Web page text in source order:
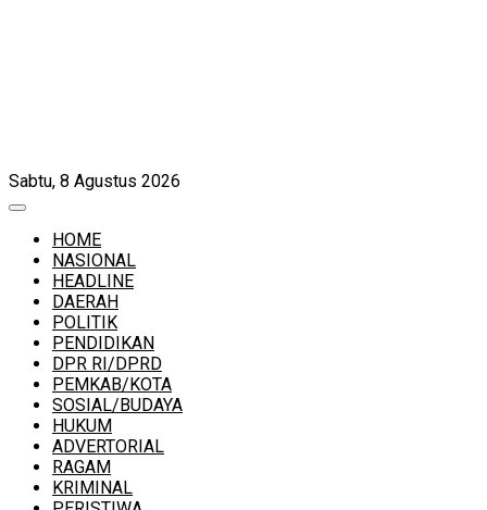
Sabtu, 8 Agustus 2026
HOME
NASIONAL
HEADLINE
DAERAH
POLITIK
PENDIDIKAN
DPR RI/DPRD
PEMKAB/KOTA
SOSIAL/BUDAYA
HUKUM
ADVERTORIAL
RAGAM
KRIMINAL